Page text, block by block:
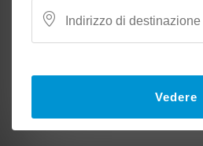
Vedere